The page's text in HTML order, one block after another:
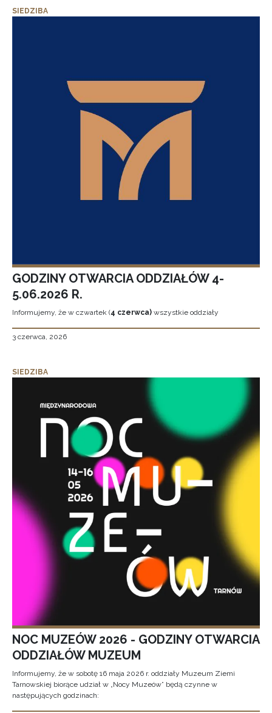
SIEDZIBA
GODZINY OTWARCIA ODDZIAŁÓW 4-
5.06.2026 R.
Informujemy, że w czwartek (4 czerwca) wszystkie oddziały
3 czerwca, 2026
SIEDZIBA
NOC MUZEÓW 2026 - GODZINY OTWARCIA
ODDZIAŁÓW MUZEUM
Informujemy, że w sobotę 16 maja 2026 r. oddziały Muzeum Ziemi
Tarnowskiej biorące udział w „Nocy Muzeów” będą czynne w
następujących godzinach: